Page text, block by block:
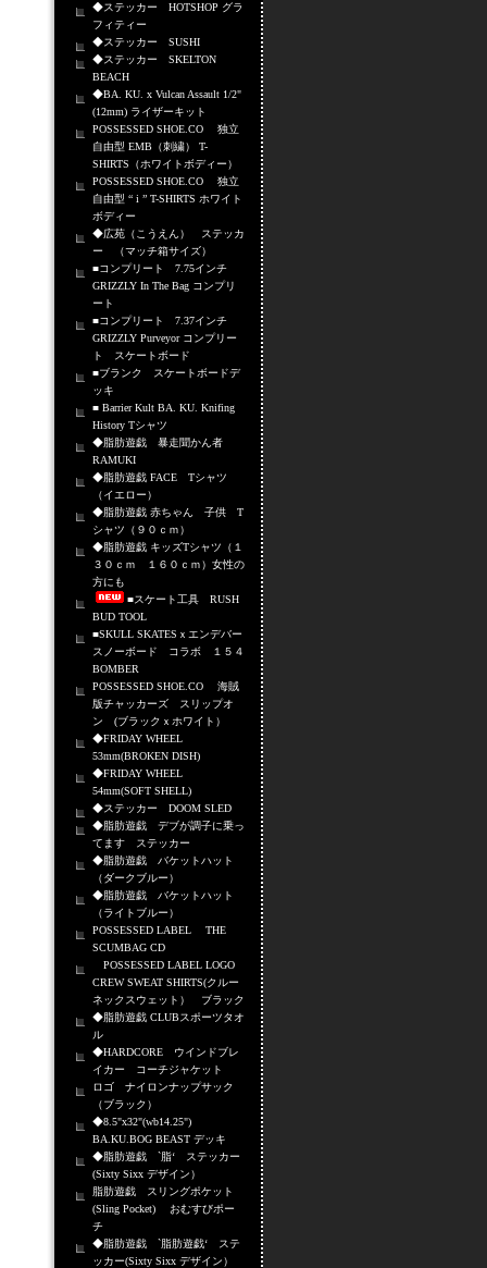
◆ステッカー HOTSHOP グラ
フィティー
◆ステッカー SUSHI
◆ステッカー SKELTON
BEACH
◆BA. KU. x Vulcan Assault 1/2"
(12mm) ライザーキット
POSSESSED SHOE.CO 独立
自由型 EMB（刺繍） T-
SHIRTS（ホワイトボディー）
POSSESSED SHOE.CO 独立
自由型 “ i ” T-SHIRTS ホワイト
ボディー
◆広苑（こうえん） ステッカ
ー （マッチ箱サイズ）
■コンプリート 7.75インチ
GRIZZLY In The Bag コンプリ
ート
■コンプリート 7.37インチ
GRIZZLY Purveyor コンプリー
ト スケートボード
■ブランク スケートボードデ
ッキ
■ Barrier Kult BA. KU. Knifing
History Tシャツ
◆脂肪遊戯 暴走聞かん者
RAMUKI
◆脂肪遊戯 FACE Tシャツ
（イエロー）
◆脂肪遊戯 赤ちゃん 子供 T
シャツ（９０ｃｍ）
◆脂肪遊戯 キッズTシャツ（１
３０ｃｍ １６０ｃｍ）女性の
方にも
■スケート工具 RUSH
BUD TOOL
■SKULL SKATESｘエンデバー
スノーボード コラボ １５４
BOMBER
POSSESSED SHOE.CO 海賊
版チャッカーズ スリップオ
ン (ブラックｘホワイト）
◆FRIDAY WHEEL
53mm(BROKEN DISH)
◆FRIDAY WHEEL
54mm(SOFT SHELL)
◆ステッカー DOOM SLED
◆脂肪遊戯 デブが調子に乗っ
てます ステッカー
◆脂肪遊戯 バケットハット
（ダークブルー）
◆脂肪遊戯 バケットハット
（ライトブルー）
POSSESSED LABEL THE
SCUMBAG CD
POSSESSED LABEL LOGO
CREW SWEAT SHIRTS(クルー
ネックスウェット） ブラック
◆脂肪遊戯 CLUBスポーツタオ
ル
◆HARDCORE ウインドブレ
イカー コーチジャケット
ロゴ ナイロンナップサック
（ブラック）
◆8.5"x32"(wb14.25")
BA.KU.BOG BEAST デッキ
◆脂肪遊戯 `脂‘ ステッカー
(Sixty Sixx デザイン）
脂肪遊戯 スリングポケット
(Sling Pocket) おむすびポー
チ
◆脂肪遊戯 `脂肪遊戯‘ ステ
ッカー(Sixty Sixx デザイン）